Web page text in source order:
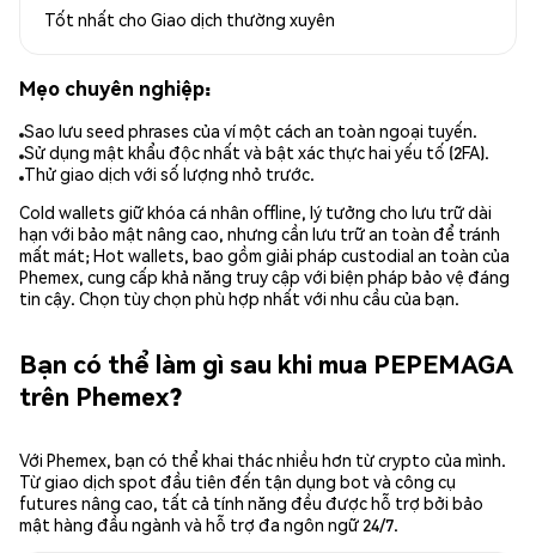
Tốt nhất cho Giao dịch thường xuyên
Mẹo chuyên nghiệp:
Sao lưu seed phrases của ví một cách an toàn ngoại tuyến.
Sử dụng mật khẩu độc nhất và bật xác thực hai yếu tố (2FA).
Thử giao dịch với số lượng nhỏ trước.
Cold wallets giữ khóa cá nhân offline, lý tưởng cho lưu trữ dài
hạn với bảo mật nâng cao, nhưng cần lưu trữ an toàn để tránh
mất mát; Hot wallets, bao gồm giải pháp custodial an toàn của
Phemex, cung cấp khả năng truy cập với biện pháp bảo vệ đáng
tin cậy. Chọn tùy chọn phù hợp nhất với nhu cầu của bạn.
Bạn có thể làm gì sau khi mua PEPEMAGA
trên Phemex?
Với Phemex, bạn có thể khai thác nhiều hơn từ crypto của mình.
Từ giao dịch spot đầu tiên đến tận dụng bot và công cụ
futures nâng cao, tất cả tính năng đều được hỗ trợ bởi bảo
mật hàng đầu ngành và hỗ trợ đa ngôn ngữ 24/7.